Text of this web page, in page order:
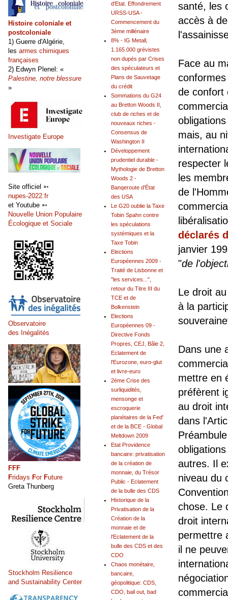
santé, les
accès à
Face au
de confort
mais, au
respecter
les
de
déclarés
janvier
"de
Le droit
à la
Dans une
mettre en
préfèrent
au droit
dans
autres. Il
niveau du
chose. Le
droit
permettre
il ne
d'Etat. Effondrement
URSS-USA -
Commencement du
3ème millénaire
8% - IG Metall,
1.165.000 grévistes
non dupés par Crises
des spéculateurs et
Plans de Sauvetage
du crédit
Sommations du G24
au Bretton Woods II,
club de riches et de
nouveaux riches -
Consensus de
Washington II
Développement
prudentiel durable -
Mythologie de Bretton
Woods 2 -
Banqeroute d'État
des USA
Le G20 oublie la Taxe
Tobin Spahn contre
les spéculations
systémiques et la
Taxe Tobin
Elections
Européennes 2009 -
Traité de Lisbonne et
"les services...",
retour du Titre III du
TCE et de
Bolkenstein
Elections
Européennes 09 -
Directive Fonds
Propres, CEJ, Bâle 2,
Eclatement de
l'Eurozone, euro-glut
et livre-euro
2ème Crise des
surliquidités,
mensonge et
escroquerie
planétaires de la Fed'
et de la BCE - Global
Meltdown 2009
Etat Providence
bancaire: privatisation
de la création de
monnaie, du Trésor
Public - Eclatement
de la bulle des CDS
Historique de la
Privatisation de la
Création de la
monnaie et de
l'Eclatement de la
bulle des CDS et des
CDO
Chaos monétaire,
bancaire,
géopolitique: CDS,
CDO, bail out, bad
Histoire coloniale et
postcoloniale
1) Guerre d'Algérie,
les armes chimiques
françaises
2) Edwyn Plenel: «
Palestine, notre blessure
»
Investigate Europe
Site officiel ➳
nupes-2022.fr
et Youtube ➳
Nouvelle Union Populaire
Écologique et Sociale
Observatoire
des Inégalités
FFF
Fridays For Future
Greta Thunberg
Stockholm Resilience
and Sustainability Center